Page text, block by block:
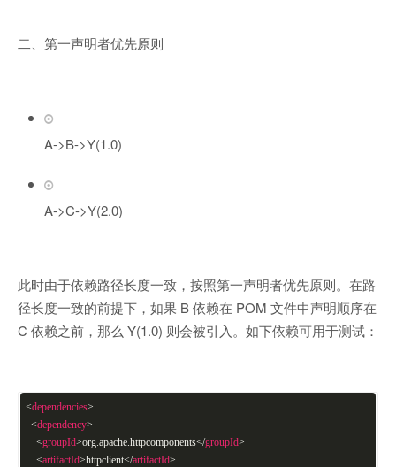
二、第一声明者优先原则
A->B->Y(1.0)
A->C->Y(2.0)
此时由于依赖路径长度一致，按照第一声明者优先原则。在路
径长度一致的前提下，如果 B 依赖在 POM 文件中声明顺序在
C 依赖之前，那么 Y(1.0) 则会被引入。如下依赖可用于测试：
<dependencies>
<dependency>
<groupId>org.apache.httpcomponents</groupId>
<artifactId>httpclient</artifactId>